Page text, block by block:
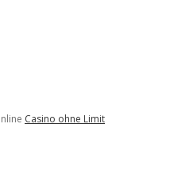
Casino ohne Limit